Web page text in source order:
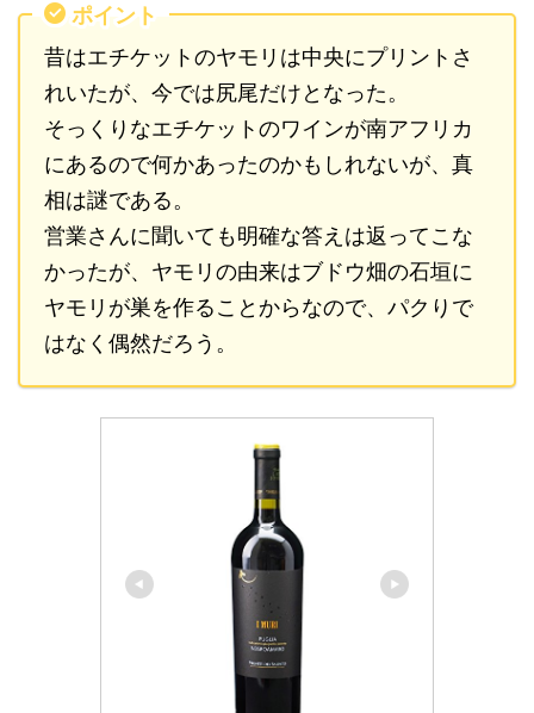
ポイント
昔はエチケットのヤモリは中央にプリントさ
れいたが、今では尻尾だけとなった。
そっくりなエチケットのワインが南アフリカ
にあるので何かあったのかもしれないが、真
相は謎である。
営業さんに聞いても明確な答えは返ってこな
かったが、ヤモリの由来はブドウ畑の石垣に
ヤモリが巣を作ることからなので、パクりで
はなく偶然だろう。